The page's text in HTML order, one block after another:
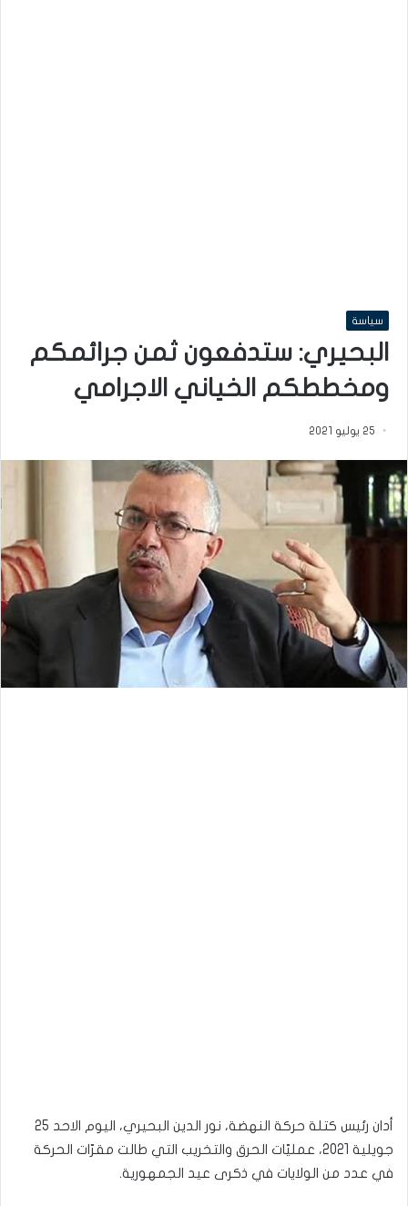
سياسة
البحيري: ستدفعون ثمن جرائمكم
ومخططكم الخياني الاجرامي
25 يوليو 2021
أدان رئيس كتلة حركة النهضة، نور الدين البحيري، اليوم الاحد 25
جويلية 2021، عمليّات الحرق والتخريب التي طالت مقرّات الحركة
في عدد من الولايات في ذكرى عيد الجمهورية.